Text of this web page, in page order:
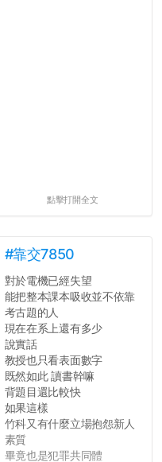
點擊打開全文
#靠交7850
對於電機已經失望
能把整本課本吸收並不依靠
考古題的人
現在在系上還有多少
說實話
教授也只看表面數字
既然如此 讀書幹嘛
背題目還比較快
如果這樣
竹科又有什麼立場抱怨新人
素質
畢竟也是犯罪共同體